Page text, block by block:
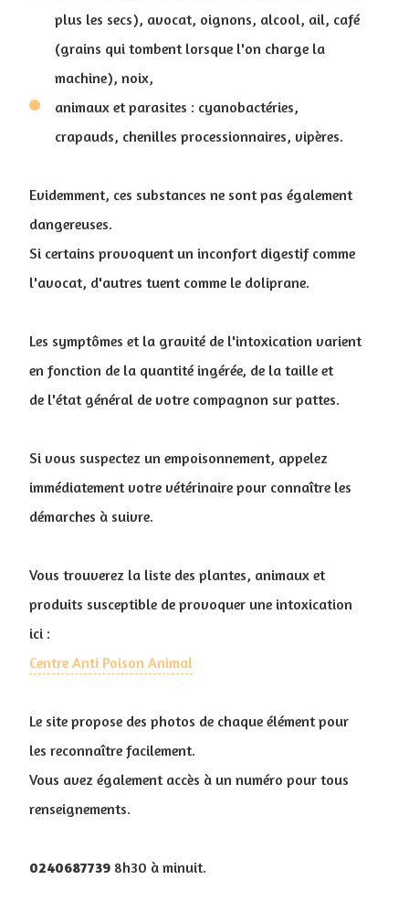
plus les secs), avocat, oignons, alcool, ail, café
(grains qui tombent lorsque l'on charge la
machine), noix,
animaux et parasites : cyanobactéries,
crapauds, chenilles processionnaires, vipères.
Evidemment, ces substances ne sont pas également
dangereuses.
Si certains provoquent un inconfort digestif comme
l'avocat, d'autres tuent comme le doliprane.
Les symptômes et la gravité de l'intoxication varient
en fonction de la quantité ingérée, de la taille et
de l'état général de votre compagnon sur pattes.
Si vous suspectez un empoisonnement, appelez
immédiatement votre vétérinaire pour connaître les
démarches à suivre.
Vous trouverez la liste des plantes, animaux et
produits susceptible de provoquer une intoxication
ici :
Centre Anti Poison Animal
Le site propose des photos de chaque élément pour
les reconnaître facilement.
Vous avez également accès à un numéro pour tous
renseignements.
0240687739 8h30 à minuit.